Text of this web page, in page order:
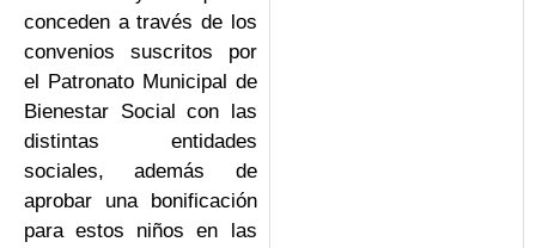
conceden a través de los
convenios suscritos por
el Patronato Municipal de
Bienestar Social con las
distintas entidades
sociales, además de
aprobar una bonificación
para estos niños en las